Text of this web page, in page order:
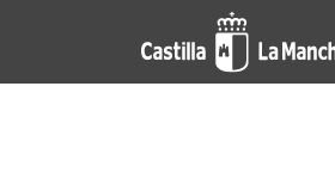
Pasar al contenido principal
Noticias de la